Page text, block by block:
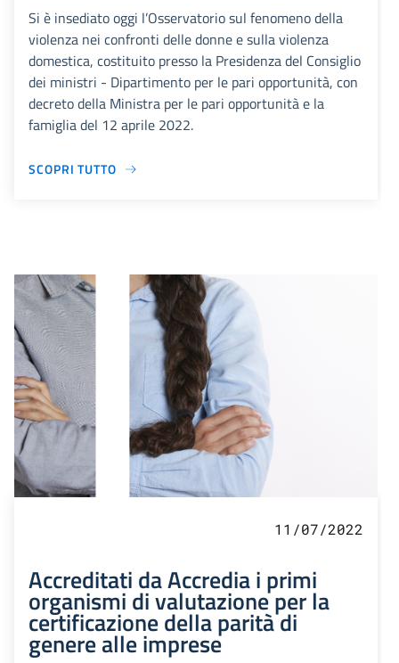
Si è insediato oggi l’Osservatorio sul fenomeno della
violenza nei confronti delle donne e sulla violenza
domestica, costituito presso la Presidenza del Consiglio
dei ministri - Dipartimento per le pari opportunità, con
decreto della Ministra per le pari opportunità e la
famiglia del 12 aprile 2022.
SCOPRI TUTTO
11/07/2022
Accreditati da Accredia i primi
organismi di valutazione per la
certificazione della parità di
genere alle imprese